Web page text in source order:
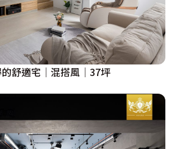
的舒適宅│混搭風│37坪